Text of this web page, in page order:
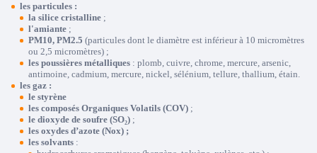
les particules :
la silice cristalline ;
l'amiante ;
PM10, PM2.5 (particules dont le diamètre est inférieur à 10 micromètres
ou 2,5 micromètres) ;
les poussières métalliques : plomb, cuivre, chrome, mercure, arsenic,
antimoine, cadmium, mercure, nickel, sélénium, tellure, thallium, étain.
les gaz :
le styrène
les composés Organiques Volatils (COV) ;
le dioxyde de soufre (SO₂) ;
les oxydes d’azote (Nox) ;
les solvants :